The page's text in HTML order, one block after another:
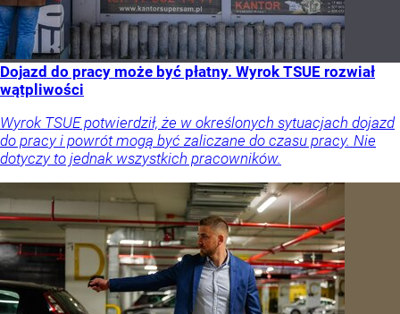
Dojazd do pracy może być płatny. Wyrok TSUE rozwiał
wątpliwości
Wyrok TSUE potwierdził, że w określonych sytuacjach dojazd
do pracy i powrót mogą być zaliczane do czasu pracy. Nie
dotyczy to jednak wszystkich pracowników.